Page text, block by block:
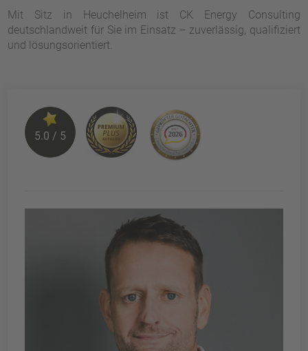
Mit Sitz in Heuchelheim ist CK Energy Consulting
deutschlandweit für Sie im Einsatz – zuverlässig, qualifiziert
und lösungsorientiert.
5.0 / 5